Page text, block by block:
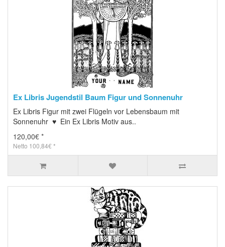
Ex Libris Jugendstil Baum Figur und Sonnenuhr
Ex Libris Figur mit zwei Flügeln vor Lebensbaum mit
Sonnenuhr ♥ Ein Ex Libris Motiv aus..
120,00€ *
Netto 100,84€ *